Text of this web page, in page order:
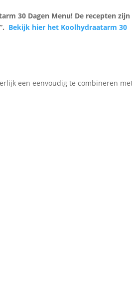
30 Dagen Menu! De recepten zijn
Bekijk hier het Koolhydraatarm 30
een eenvoudig te combineren